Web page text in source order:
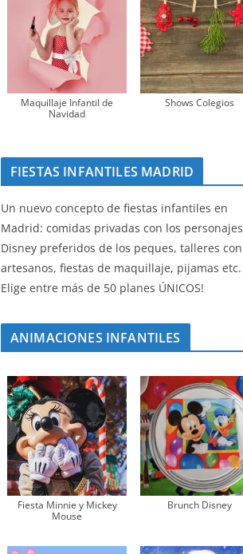
Maquillaje Infantil de
Navidad
Shows Colegios
FIESTAS INFANTILES MADRID
Un nuevo concepto de fiestas infantiles en
Madrid: comidas privadas con los personajes
Disney preferidos de los peques, talleres con
artesanos, fiestas de maquillaje, pijamas etc.
Elige entre más de 50 planes ÚNICOS!
ANIMACIONES INFANTILES
Fiesta Minnie y Mickey
Mouse
Brunch Disney